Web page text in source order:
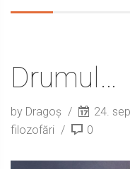
Drumul…
by Dragoș 24.
filozofări
0